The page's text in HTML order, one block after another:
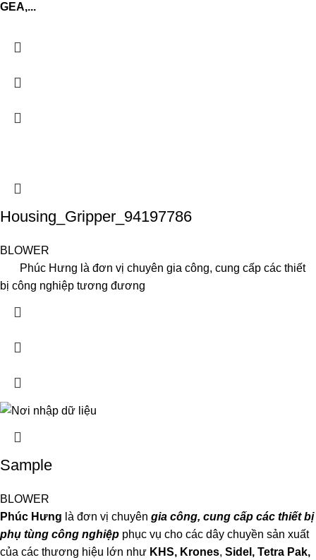
GEA,...
Housing_Gripper_94197786
BLOWER
Phúc Hưng là đơn vị chuyên gia công, cung cấp các thiết
bị công nghiệp tương đương
Sample
BLOWER
Phúc Hưng là đơn vị chuyên gia công, cung cấp các thiết bị
phụ tùng công nghiệp phục vụ cho các dây chuyền sản xuất
của các thương hiệu lớn như KHS, Krones, Sidel, Tetra Pak,